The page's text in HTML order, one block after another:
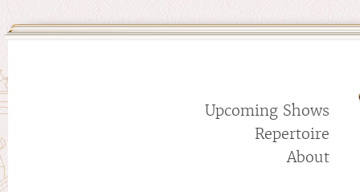
Upcoming Shows
Repertoire
About